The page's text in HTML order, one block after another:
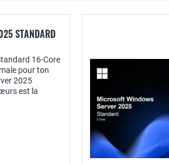
STANDARD
16-Core
pour ton
2025
est la